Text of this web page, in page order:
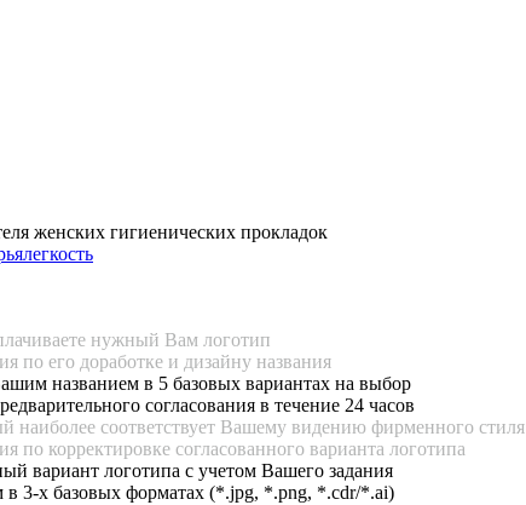
женских гигиенических прокладок
легкость
нужный Вам логотип
по его доработке и дизайну названия
названием в 5 базовых вариантах на выбор
согласования в течение 24 часов
наиболее соответствует Вашему видению фирменного стиля
по корректировке согласованного варианта логотипа
вариант логотипа с учетом Вашего задания
3-х базовых форматах (*.jpg, *.png, *.cdr/*.ai)